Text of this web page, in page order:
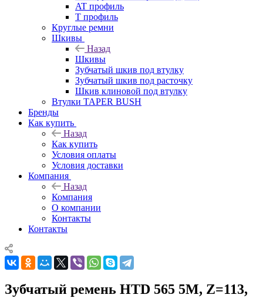
AT профиль
T профиль
Круглые ремни
Шкивы
Назад
Шкивы
Зубчатый шкив под втулку
Зубчатый шкив под расточку
Шкив клиновой под втулку
Втулки TAPER BUSH
Бренды
Как купить
Назад
Как купить
Условия оплаты
Условия доставки
Компания
Назад
Компания
О компании
Контакты
Контакты
Зубчатый ремень HTD 565 5M, Z=113,